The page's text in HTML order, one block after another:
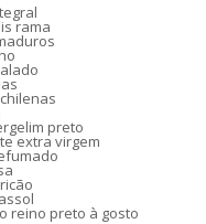
rama
preto
extra virgem
reino preto à gosto